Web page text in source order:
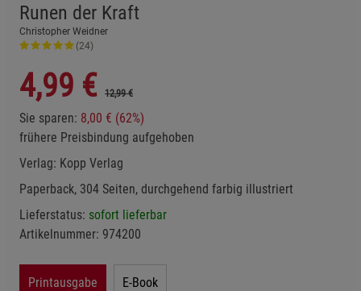
Runen der Kraft
Christopher Weidner
(24)
4,99 € 12,99 €
Sie sparen: 8,00 € (62%)
frühere Preisbindung aufgehoben
Verlag: Kopp Verlag
Paperback, 304 Seiten, durchgehend farbig illustriert
Lieferstatus: sofort lieferbar
Artikelnummer: 974200
Printausgabe E-Book